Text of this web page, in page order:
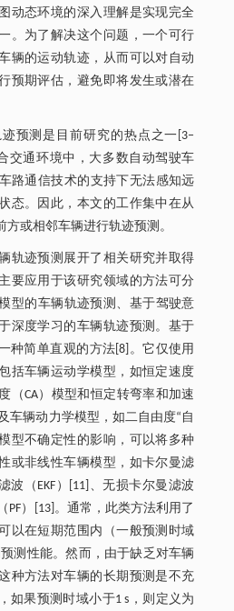
动态环境的深入理解是实现完全
。为了解决这个问题，一个可行
辆的运动轨迹，从而可以对自动
预期评估，避免即将发生或潜在
预测是目前研究的热点之一[3‒
交通环境中，大多数自动驾驶车
路通信技术的支持下无法感知远
态。因此，本文的工作集中在从
方或相邻车辆进行轨迹预测。
轨迹预测展开了相关研究并取得
要应用于该研究领域的方法可分
型的车辆轨迹预测、基于驾驶意
深度学习的车辆轨迹预测。基于
种简单直观的方法[8]。它仅使用
括车辆运动学模型，如恒定速度
（CA）模型和恒定转弯率和加速
车辆动力学模型，如二自由度“自
型不确定性的影响，可以将多种
或非线性车辆模型，如卡尔曼滤
波（EKF）[11]、无损卡尔曼滤波
PF）[13]。通常，此类方法利用了
以在短期范围内（一般预测时域
测性能。然而，由于缺乏对车辆
种方法对车辆的长期预测是不充
如果预测时域小于1 s，则定义为